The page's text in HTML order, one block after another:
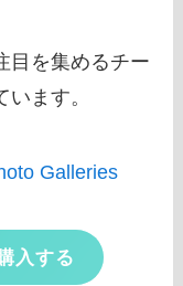
目を集めるチー
ます。
Galleries
入する